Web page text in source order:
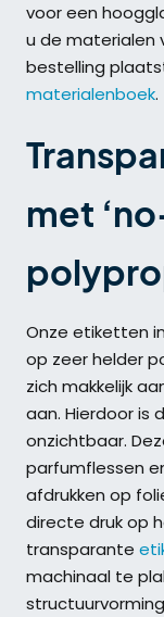
voor een
u de materialen
bestelling
materialenboek.
met
Onze etiketten
op zeer helder
zich makkelijk
aan. Hierdoor is
onzichtbaar.
parfumflessen
afdrukken op
directe druk op
transparante
machinaal te